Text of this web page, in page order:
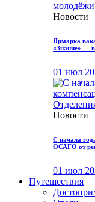
Новости
Ярмарка
«Знание» —
01 июл
Новости
С начала
ОСАГО от
01 июл
Путешествия